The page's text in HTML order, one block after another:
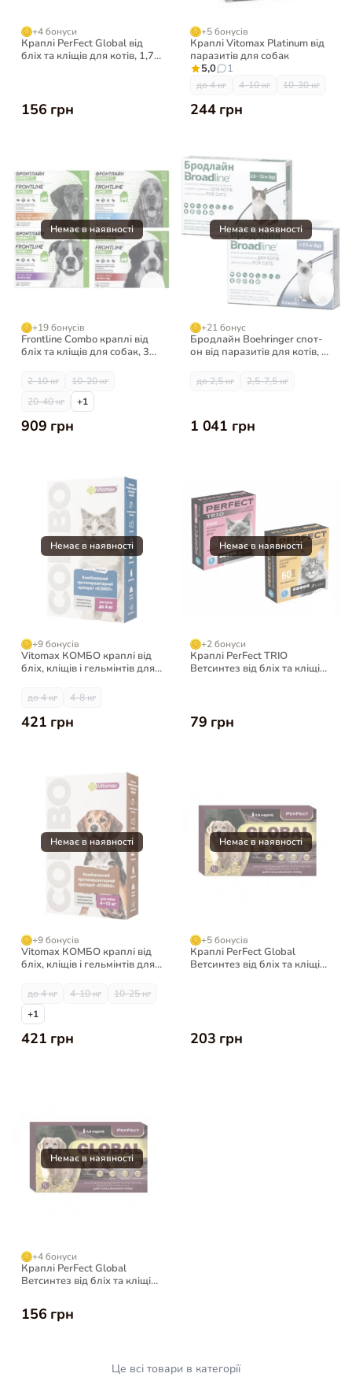
+4 бонуси
Краплі PerFect Global від
бліх та кліщів для котів, 1,7
156 грн
+5 бонусів
Краплі Vitomax Platinum від
паразитів для собак
5,0
1
до 4 кг 4-10 кг 10-30 кг
244 грн
+19 бонусів
Frontline Combo краплі від
бліх та кліщів для собак, 3
2-10 кг
10-20 кг
20-40 кг
+1
909 грн
+21 бонус
Бродлайн Boehringer спот-
он від паразитів для котів, 3
до 2,5 кг 2,5-7,5 кг
1 041 грн
+9 бонусів
Vitomax КОМБО краплі від
бліх, кліщів і гельмінтів для
до 4 кг 4-8 кг
421 грн
+2 бонуси
Краплі PerFect TRIO
Ветсинтез від бліх та кліщів
79 грн
+9 бонусів
Vitomax КОМБО краплі від
бліх, кліщів і гельмінтів для
до 4 кг 4-10 кг
10-25 кг
+1
421 грн
+5 бонусів
Краплі PerFect Global
Ветсинтез від бліх та кліщів
203 грн
+4 бонуси
Краплі PerFect Global
Ветсинтез від бліх та кліщів
156 грн
Це всі товари в категорії